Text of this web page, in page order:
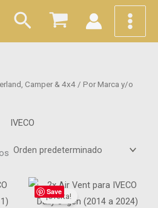
Buscar
Camper & 4x4 / Por Marca y/o
IVECO
Save
¡Oferta!
El
precio
original
El
actual